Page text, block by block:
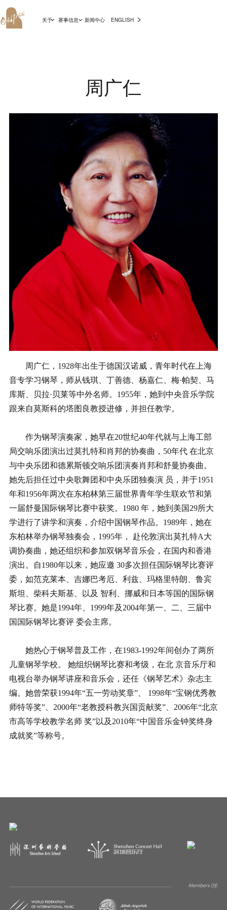
关于 赛事信息 新闻中心 >
ENGLISH
周广仁
周广仁，1928年出生于德国汉诺威，青年时代在上海
音专学习钢琴，师从钱琪、丁善德、杨嘉仁、梅·帕契、马
库斯、贝拉·贝莱等中外名师。1955年，她到中央音乐学院
跟来自莫斯科的塔图良教授进修，并担任教学。
作为钢琴演奏家，她早在20世纪40年代就与上海工部
局交响乐团演出过莫扎特和肖邦的协奏曲，50年代 在北京
与中央乐团和德累斯顿交响乐团演奏肖邦和舒曼协奏曲。
她先后担任过中央歌舞团和中央乐团独奏演 员，并于1951
年和1956年两次在东柏林第三届世界青年学生联欢节和第
一届舒曼国际钢琴比赛中获奖。1980 年，她到美国29所大
学进行了讲学和演奏，介绍中国钢琴作品。1989年，她在
东柏林举办钢琴独奏会，1995年， 赴伦敦演出莫扎特A大
调协奏曲，她还组织和参加双钢琴音乐会，在国内和香港
演出。自1980年以来，她应邀 30多次担任国际钢琴比赛评
委，如范克莱本、吉娜巴考厄、利兹、玛格里特朗、鲁宾
斯坦、柴科夫斯基、以及 智利、挪威和日本等国的国际钢
琴比赛。她是1994年、1999年及2004年第一、二、三届中
国国际钢琴比赛评 委会主席。
她热心于钢琴普及工作，在1983-1992年间创办了两所
儿童钢琴学校。 她组织钢琴比赛和考级，在北 京音乐厅和
电视台举办钢琴讲座和音乐会，还任《钢琴艺术》杂志主
编。她曾荣获1994年“五一劳动奖章”、 1998年“宝钢优秀教
师特等奖”、2000年“老教授科教兴国贡献奖”、2006年“北京
市高等学校教学名师 奖”以及2010年“中国音乐金钟奖终身
成就奖”等称号。